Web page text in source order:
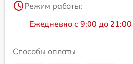
Режим работы:
Ежедневно с 9:00 до 21:00
Способы оплаты